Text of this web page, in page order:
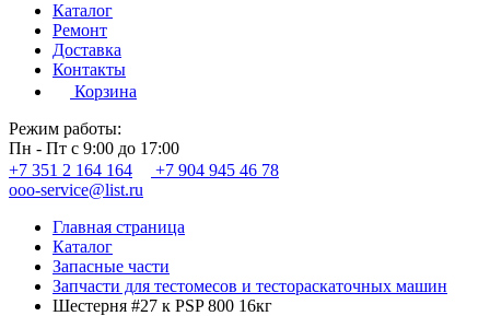
Каталог
Ремонт
Доставка
Контакты
Корзина
Режим работы:
Пн - Пт с 9:00 до 17:00
+7 351 2 164 164
+7 904 945 46 78
ooo-service@list.ru
Главная страница
Каталог
Запасные части
Запчасти для тестомесов и тестораскаточных машин
Шестерня #27 к PSP 800 16кг